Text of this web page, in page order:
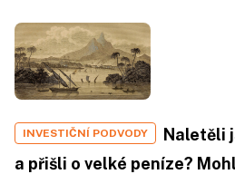
INVESTIČNÍ PODVODY
Naletěli
a přišli o velké peníze?